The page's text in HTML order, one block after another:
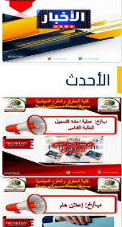
الأحدث